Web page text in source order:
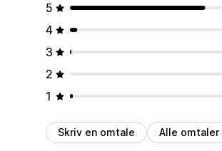
5
4
3
2
1
Skriv en omtale Alle omtaler